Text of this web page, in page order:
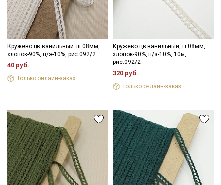
Кружево цв.ванильный, ш.08мм,
хлопок-90%, п/э-10%, рис.092/2
40 руб.
Только онлайн-заказ
Кружево цв.ванильный, ш.08мм,
хлопок-90%, п/э-10%, 10м,
рис.092/2
320 руб.
Только онлайн-заказ